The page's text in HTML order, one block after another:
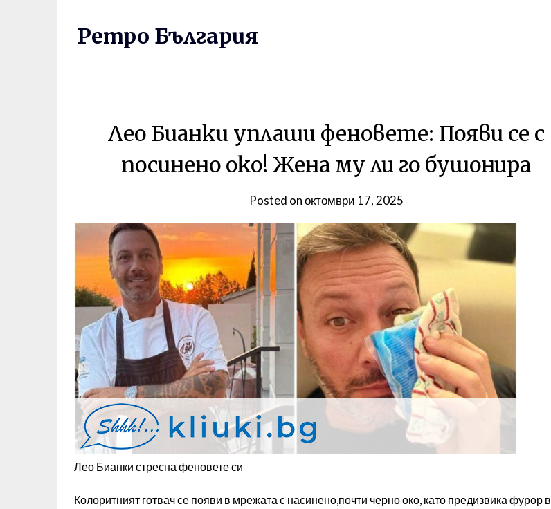
Ретро България
Лео Бианки уплаши феновете: Появи се с
посинено око! Жена му ли го бушонира
Posted on октомври 17, 2025
Лео Бианки стресна феновете си
Колоритният готвач се появи в мрежата с насинено,почти черно око, като предизвика фурор в